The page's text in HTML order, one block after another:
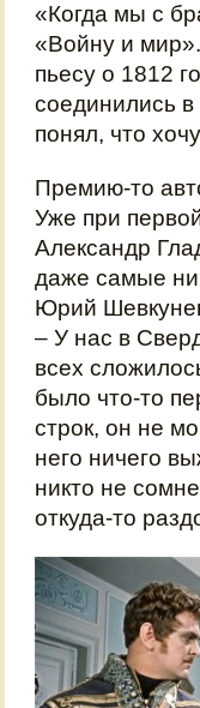
«Когда мы с
«Войну и
пьесу о 1812
соединились
понял, что
Премию-то
Уже при
Александр
даже самые
Юрий
– У нас в
всех
было что-то
строк, он не
него ничего
никто не
откуда-то